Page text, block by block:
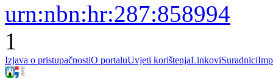
urn:nbn:hr:287:858994
1
Izjava o pristupačnostiO portaluUvjeti korištenjaLinkoviSuradnici